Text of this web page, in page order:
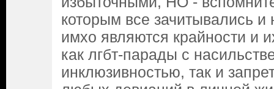
которым все зачитывались
имхо являются крайности и
как лгбт-парады с
инклюзивностью, так и